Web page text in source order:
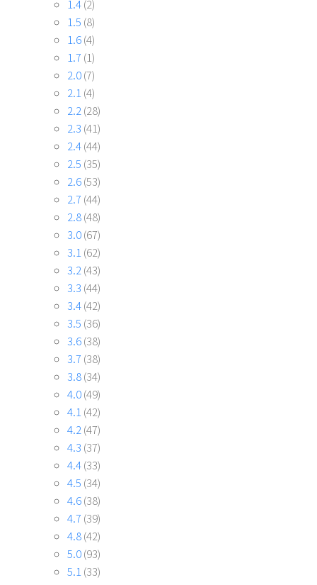
2.4(44)
2.5 (35)
2.6(53)
2.7 (44)
2.8(48)
3.0(67)
3.1(62)
3.2 (43)
3.3(44)
3.4 (42)
3.5(36)
3.6 (38)
3.7(38)
3.8(34)
4.0(49)
4.1(42)
4.2 (47)
4.3(37)
4.4 (33)
4.5(34)
4.6 (38)
4.7(39)
4.8(42)
5.0(93)
5.1(33)
5.2 (36)
5.3(50)
5.4 (39)
5.5(35)
5.6 (24)
5.7(31)
5.8(26)
7.0(14)